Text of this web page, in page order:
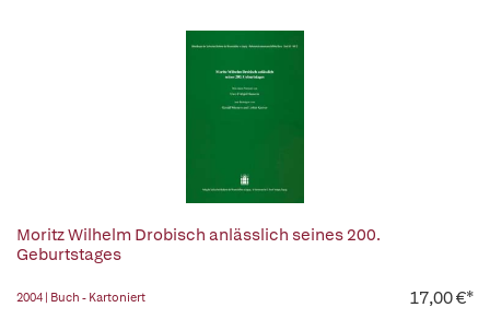
Moritz Wilhelm Drobisch anlässlich seines 200.
Geburtstages
2004 | Buch - Kartoniert 17,00 €*